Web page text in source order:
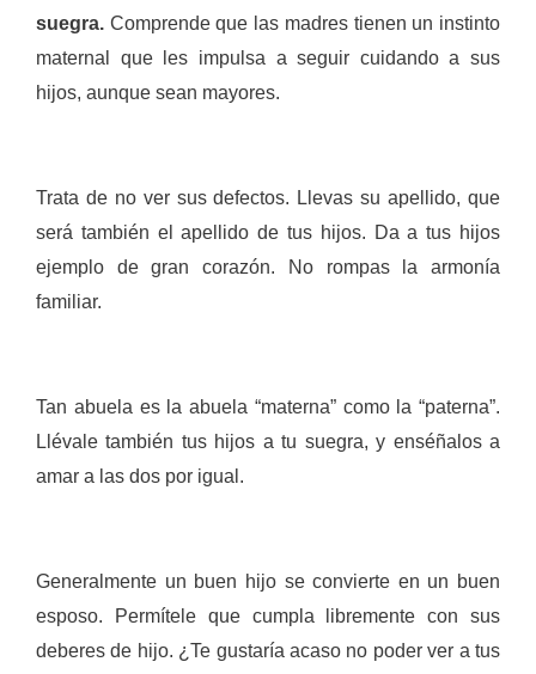
suegra. Comprende que las madres tienen un instinto
maternal que les impulsa a seguir cuidando a sus
hijos, aunque sean mayores.
Trata de no ver sus defectos. Llevas su apellido, que
será también el apellido de tus hijos. Da a tus hijos
ejemplo de gran corazón. No rompas la armonía
familiar.
Tan abuela es la abuela “materna” como la “paterna”.
Llévale también tus hijos a tu suegra, y enséñalos a
amar a las dos por igual.
Generalmente un buen hijo se convierte en un buen
esposo. Permítele que cumpla libremente con sus
deberes de hijo. ¿Te gustaría acaso no poder ver a tus